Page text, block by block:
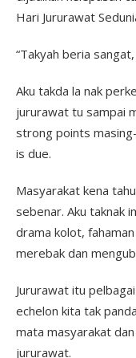
Hari Jururawat
“Takyah beria
Aku takda la nak
jururawat tu sampai
strong points
is due.
Masyarakat kena
sebenar. Aku taknak
drama kolot,
merebak dan
Jururawat itu
echelon kita tak
mata masyarakat
jururawat.